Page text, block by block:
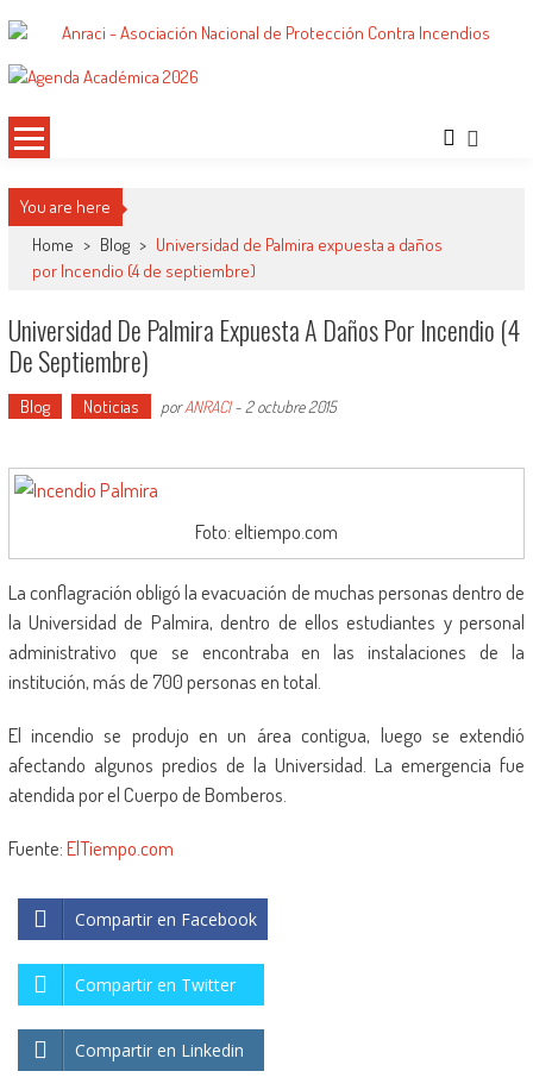
al
contenidoANRACI – Asociación Nacional de
Condiciones de Protección Contra Incendios para Nuestra Sociedad
You are here
Home > Blog > Universidad de Palmira expuesta a daños
por Incendio (4 de septiembre)
Universidad De Palmira Expuesta A Daños Por Incendio (4
De Septiembre)
Blog Noticias porANRACI- 2 octubre 2015
Foto: eltiempo.com
La conflagración obligó la evacuación de muchas personas dentro de
la Universidad de Palmira, dentro de ellos estudiantes y personal
administrativo que se encontraba en las instalaciones de la
institución, más de 700 personas en total.
El incendio se produjo en un área contigua, luego se extendió
afectando algunos predios de la Universidad. La emergencia fue
atendida por el Cuerpo de Bomberos.
Fuente:ElTiempo.com
Compartir en Facebook
Compartir en Twitter
Compartir en Linkedin